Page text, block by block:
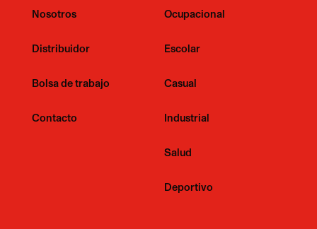
Nosotros
Distribuidor
Bolsa de trabajo
Contacto
Ocupacional
Escolar
Casual
Industrial
Salud
Deportivo